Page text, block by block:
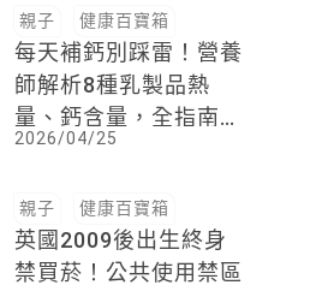
親子 健康百寶箱
每天補鈣別踩雷！營養
師解析8種乳製品熱
量、鈣含量，全指南一
次看懂
2026/04/25
親子 健康百寶箱
英國2009後出生終身
禁買菸！公共使用禁區